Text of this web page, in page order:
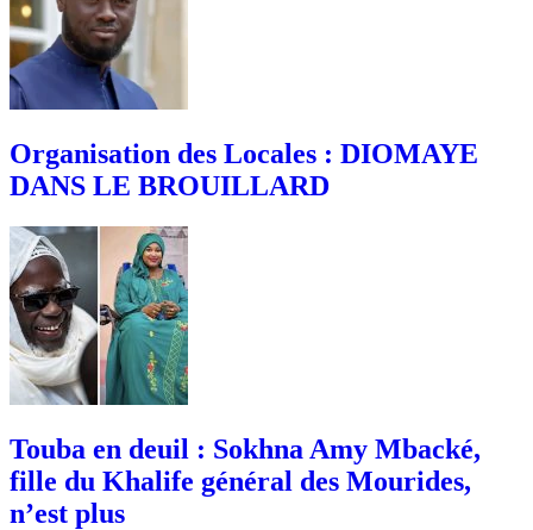
Organisation des Locales : DIOMAYE
DANS LE BROUILLARD
Touba en deuil : Sokhna Amy Mbacké,
fille du Khalife général des Mourides,
n’est plus